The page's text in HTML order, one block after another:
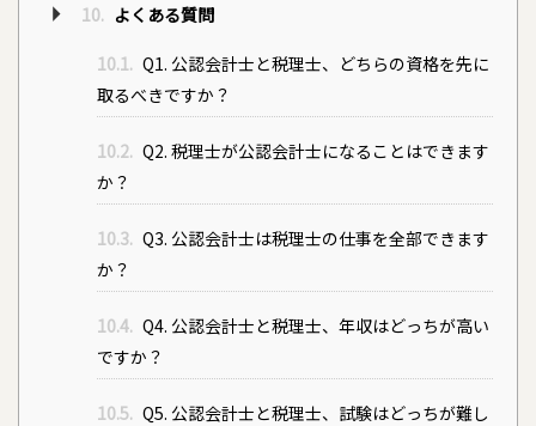
10. よくある質問
10.1. Q1. 公認会計士と税理士、どちらの資格を先に
取るべきですか？
10.2. Q2. 税理士が公認会計士になることはできます
か？
10.3. Q3. 公認会計士は税理士の仕事を全部できます
か？
10.4. Q4. 公認会計士と税理士、年収はどっちが高い
ですか？
10.5. Q5. 公認会計士と税理士、試験はどっちが難し